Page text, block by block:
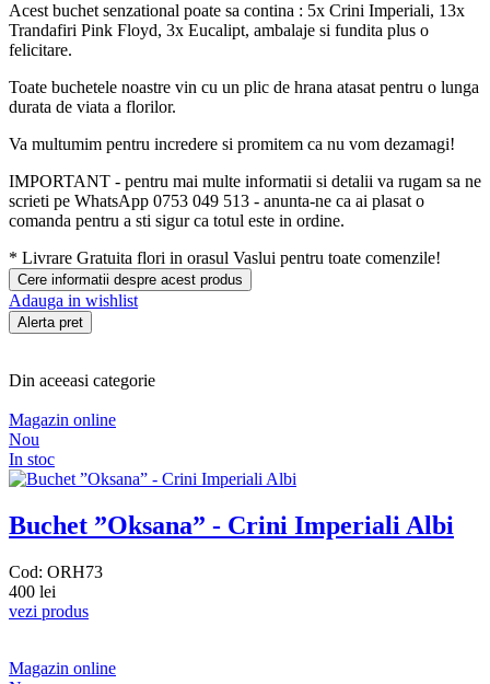
Acest buchet senzational poate sa contina : 5x Crini Imperiali, 13x
Trandafiri Pink Floyd, 3x Eucalipt, ambalaje si fundita plus o
felicitare.
Toate buchetele noastre vin cu un plic de hrana atasat pentru o lunga
durata de viata a florilor.
Va multumim pentru incredere si promitem ca nu vom dezamagi!
IMPORTANT - pentru mai multe informatii si detalii va rugam sa ne
scrieti pe WhatsApp 0753 049 513 - anunta-ne ca ai plasat o
comanda pentru a sti sigur ca totul este in ordine.
* Livrare Gratuita flori in orasul Vaslui pentru toate comenzile!
Cere informatii despre acest produs
Adauga in wishlist
Alerta pret
Din aceeasi categorie
Magazin online
Nou
In stoc
Buchet ”Oksana” - Crini Imperiali Albi
Cod: ORH73
400 lei
vezi produs
Magazin online